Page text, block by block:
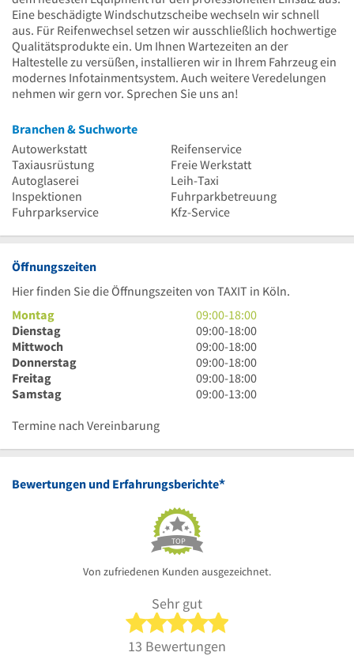
Eine beschädigte Windschutzscheibe wechseln wir schnell
aus. Für Reifenwechsel setzen wir ausschließlich hochwertige
Qualitätsprodukte ein. Um Ihnen Wartezeiten an der
Haltestelle zu versüßen, installieren wir in Ihrem Fahrzeug ein
modernes Infotainmentsystem. Auch weitere Veredelungen
nehmen wir gern vor. Sprechen Sie uns an!
Branchen & Suchworte
Autowerkstatt
Reifenservice
Taxiausrüstung
Freie Werkstatt
Autoglaserei
Leih-Taxi
Inspektionen
Fuhrparkbetreuung
Fuhrparkservice
Kfz-Service
Öffnungszeiten
Hier finden Sie die Öffnungszeiten von TAXIT in Köln.
Montag
9
Uhr
bis
18
Uhr
09:00-18:00
Dienstag
9
Uhr
bis
18
Uhr
09:00-18:00
Mittwoch
9
Uhr
bis
18
09:00-18:00
Donnerstag
9
Uhr
bis
09:00-18:00
Freitag
9
Uhr
09:00-18:00
Samstag
9
Uhr
09:00-13:00
Termine nach Vereinbarung
Bewertungen und Erfahrungsberichte*
TOP
Von zufriedenen Kunden ausgezeichnet.
Sehr gut
5 von 5 Sternen
13 Bewertungen